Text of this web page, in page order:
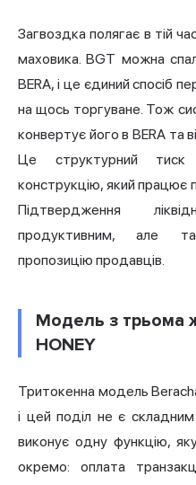
Загвоздка полягає в тій
маховика. BGT можна
BERA, і це єдиний спосіб
на щось торгуване. Тож
конвертує його в BERA та
Це структурний
конструкцію, який працює
Підтвердження
продуктивним, але
пропозицію продавців.
Модель з трьома
HONEY
Тритокенна модель
і цей поділ не є
виконує одну функцію,
окремо: оплата